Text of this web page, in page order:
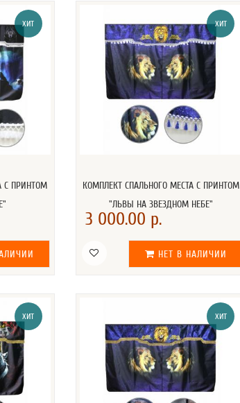
ХИТ
С ПРИНТОМ
ХИТ
КОМПЛЕКТ СПАЛЬНОГО МЕСТА С ПРИНТОМ
"ЛЬВЫ НА ЗВЕЗДНОМ НЕБЕ"
3 000.00 р.
НЕТ В НАЛИЧИИ
ХИТ ХИТ